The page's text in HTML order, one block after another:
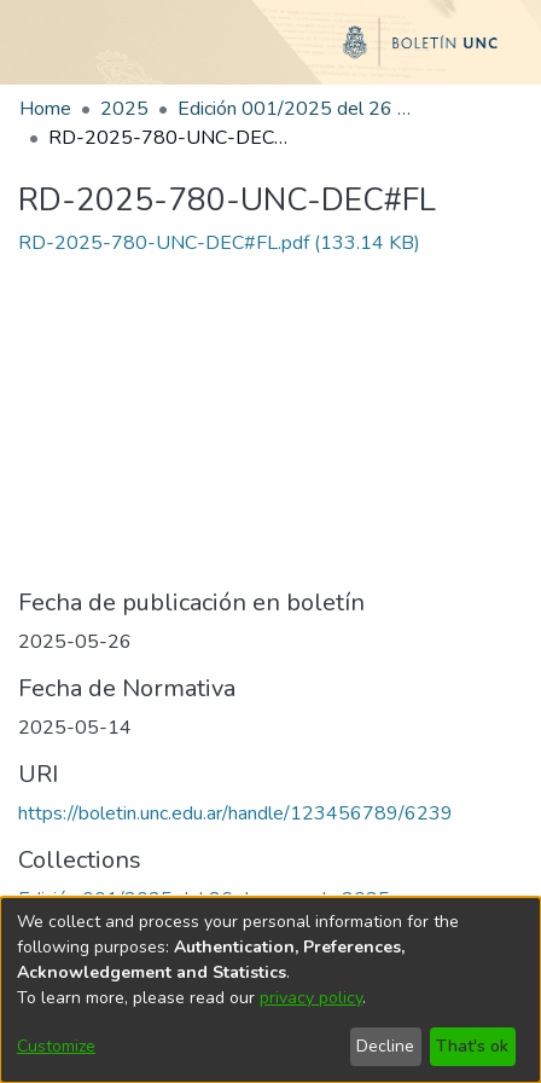
Home 2025
Edición 001/2025 del 26 de mayo de 2025
RD-2025-780-UNC-DEC#FL
RD-2025-780-UNC-DEC#FL
RD-2025-780-UNC-DEC#FL.pdf(133.14 KB)
Fecha de publicación en boletín
2025-05-26
Fecha de Normativa
2025-05-14
URI
https://boletin.unc.edu.ar/handle/123456789/6239
Collections
Edición 001/2025 del 26 de mayo de 2025
Universidad Nacional de Córdoba
We collect and process your personal information for the
following purposes: Authentication, Preferences,
Acknowledgement and Statistics.
To learn more, please read our privacy policy.
Customize Decline That's ok